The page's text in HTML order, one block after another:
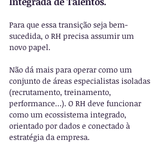
Para que essa transição seja bem-
sucedida, o RH precisa assumir um
novo papel.
Não dá mais para operar como um
conjunto de áreas especialistas isoladas
(recrutamento, treinamento,
performance…). O RH deve funcionar
como um ecossistema integrado,
orientado por dados e conectado à
estratégia da empresa.